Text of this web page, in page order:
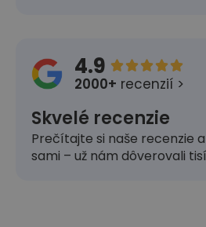
4.9 
2000+ recenzií >
Skvelé recenzie
Prečítajte si naše recenzie
sami – už nám dôverovali